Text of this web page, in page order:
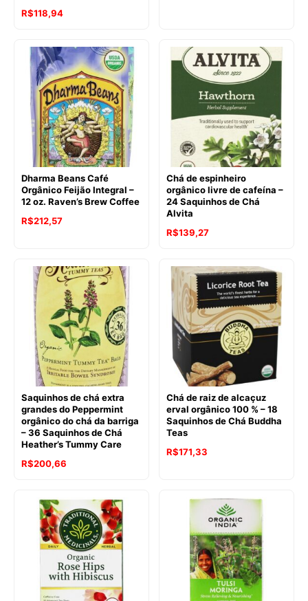
R$118,94
Dharma Beans Café
Orgânico Feijão Integral –
12 oz. Raven’s Brew Coffee
R$212,57
Chá de espinheiro
orgânico livre de cafeína –
24 Saquinhos de Chá
Alvita
R$139,27
Saquinhos de chá extra
grandes do Peppermint
orgânico do chá da barriga
– 36 Saquinhos de Chá
Heather’s Tummy Care
R$200,66
Chá de raiz de alcaçuz
erval orgânico 100 % – 18
Saquinhos de Chá Buddha
Teas
R$171,33